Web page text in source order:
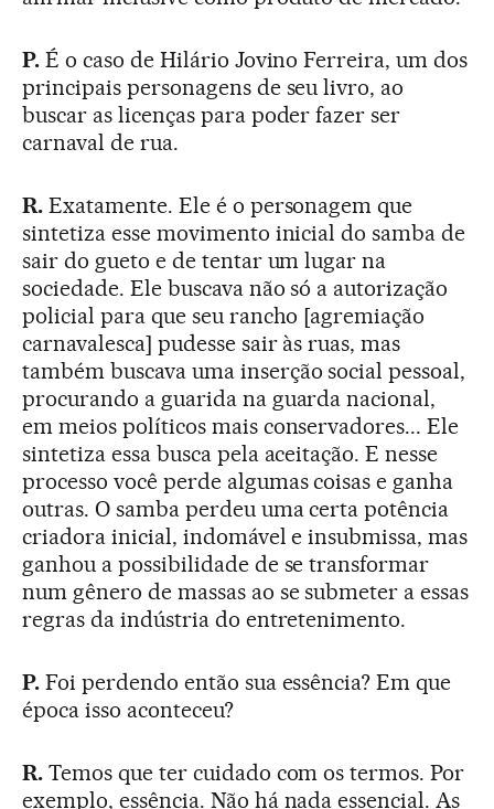
P.É o caso de Hilário Jovino Ferreira, um dos
principais personagens de seu livro, ao
buscar as licenças para poder fazer ser
carnaval de rua.
R.Exatamente. Ele é o personagem que
sintetiza esse movimento inicial do samba de
sair do gueto e de tentar um lugar na
sociedade. Ele buscava não só a autorização
policial para que seu rancho [agremiação
carnavalesca] pudesse sair às ruas, mas
também buscava uma inserção social pessoal,
procurando a guarida na guarda nacional,
em meios políticos mais conservadores... Ele
sintetiza essa busca pela aceitação. E nesse
processo você perde algumas coisas e ganha
outras. O samba perdeu uma certa potência
criadora inicial, indomável e insubmissa, mas
ganhou a possibilidade de se transformar
num gênero de massas ao se submeter a essas
regras da indústria do entretenimento.
P.Foi perdendo então sua essência? Em que
época isso aconteceu?
R.Temos que ter cuidado com os termos. Por
exemplo, essência. Não há nada essencial. As